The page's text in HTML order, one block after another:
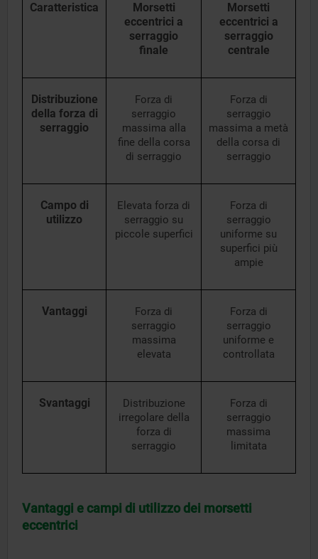
Caratteristica
Morsetti
eccentrici a
serraggio
finale
Morsetti
eccentrici a
serraggio
centrale
Distribuzione
della forza di
serraggio
Forza di
serraggio
massima alla
fine della corsa
di serraggio
Forza di
serraggio
massima a metà
della corsa di
serraggio
Campo di
utilizzo
Elevata forza di
serraggio su
piccole superfici
Forza di
serraggio
uniforme su
superfici più
ampie
Vantaggi
Forza di
serraggio
massima
elevata
Forza di
serraggio
uniforme e
controllata
Svantaggi
Distribuzione
irregolare della
forza di
serraggio
Forza di
serraggio
massima
limitata
Vantaggi e campi di utilizzo dei morsetti
eccentrici